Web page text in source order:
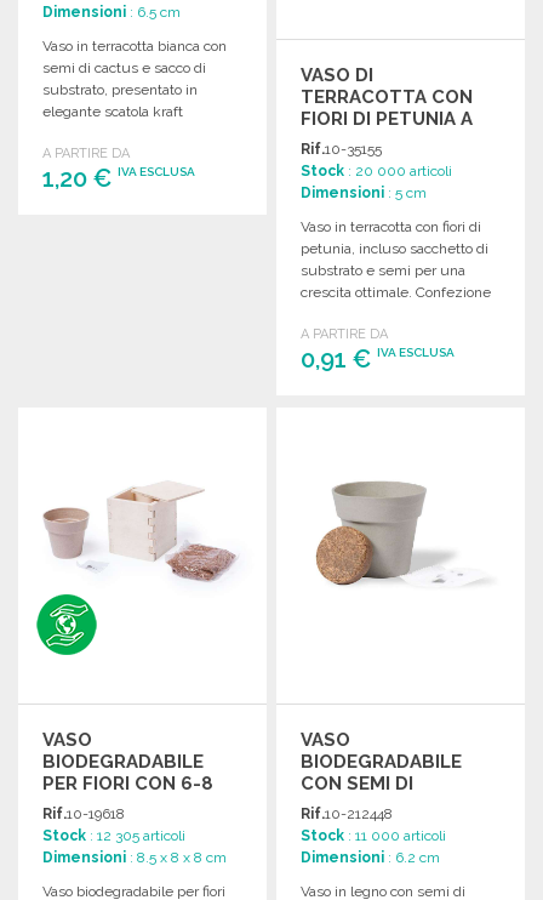
Dimensioni : 6.5 cm
Vaso in terracotta bianca con
semi di cactus e sacco di
substrato, presentato in
elegante scatola kraft
A PARTIRE DA
1,20 € IVA ESCLUSA
VASO DI
TERRACOTTA CON
FIORI DI PETUNIA A
PREZZI
ALL'INGROSSO
Rif.10-35155
Stock : 20 000 articoli
Dimensioni : 5 cm
Vaso in terracotta con fiori di
petunia, incluso sacchetto di
substrato e semi per una
crescita ottimale. Confezione
A PARTIRE DA
0,91 €IVA ESCLUSA
VASO
BIODEGRADABILE
PER FIORI CON 6-8
SEMI
Rif.10-19618
Stock : 12 305 articoli
Dimensioni : 8.5 x 8 x 8 cm
Vaso biodegradabile per fiori
VASO
BIODEGRADABILE
CON SEMI DI
GIRASOLE
Rif.10-212448
Stock : 11 000 articoli
Dimensioni : 6.2 cm
Vaso in legno con semi di